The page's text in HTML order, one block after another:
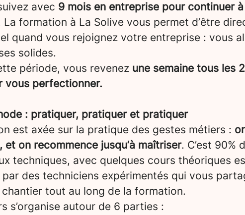
avec 9 mois en entreprise pour continuer
La formation à La Solive vous permet d’être
quand vous rejoignez votre entreprise : vous
solides.
période, vous revenez une semaine tous les
vous perfectionner.
: pratiquer, pratiquer et pratiquer
est axée sur la pratique des gestes métiers :
et on recommence jusqu’à maîtriser. C’est 90%
techniques, avec quelques cours théoriques
des techniciens expérimentés qui vous
tout au long de la formation.
s’organise autour de 6 parties :